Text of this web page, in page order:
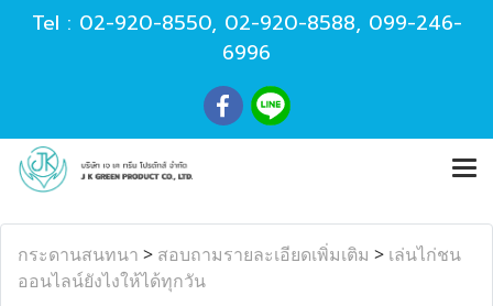
Tel : 02-920-8550, 02-920-8588, 099-246-
6996
กระดานสนทนา > สอบถามรายละเอียดเพิ่มเติม > เล่นไก่ชน
ออนไลน์ยังไงให้ได้ทุกวัน